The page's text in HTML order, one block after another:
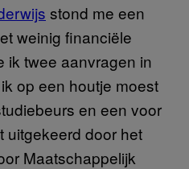
stond me een
weinig financiële
ik twee aanvragen in
op een houtje moest
en een voor
uitgekeerd door het
Maatschappelijk